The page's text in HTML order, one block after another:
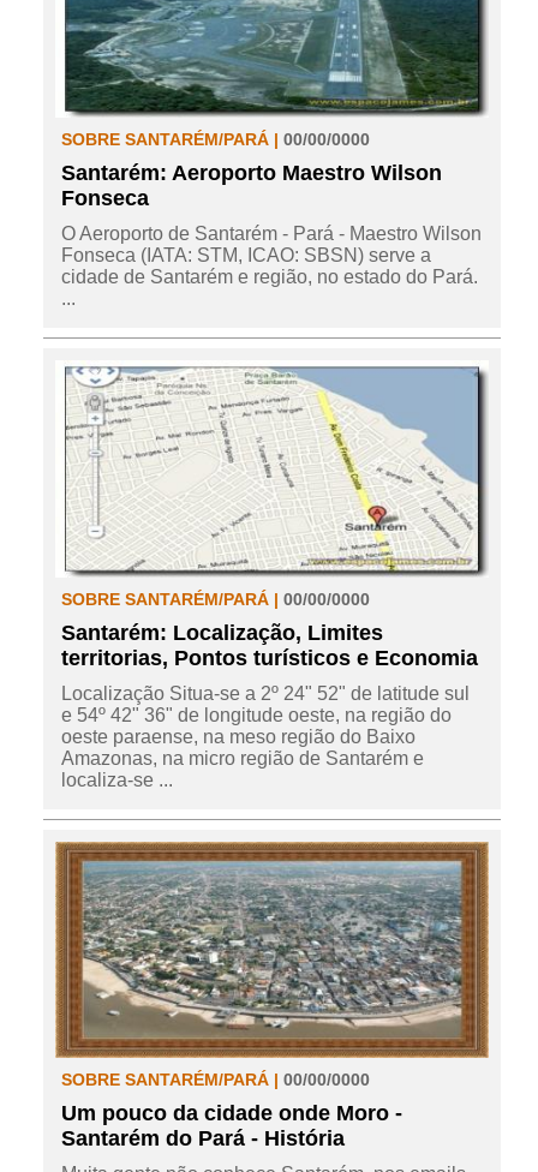
SOBRE SANTARÉM/PARÁ | 00/00/0000
Santarém: Aeroporto Maestro Wilson
Fonseca
O Aeroporto de Santarém - Pará - Maestro Wilson
Fonseca (IATA: STM, ICAO: SBSN) serve a
cidade de Santarém e região, no estado do Pará.
...
SOBRE SANTARÉM/PARÁ | 00/00/0000
Santarém: Localização, Limites
territorias, Pontos turísticos e Economia
Localização Situa-se a 2º 24" 52" de latitude sul
e 54º 42" 36" de longitude oeste, na região do
oeste paraense, na meso região do Baixo
Amazonas, na micro região de Santarém e
localiza-se ...
SOBRE SANTARÉM/PARÁ | 00/00/0000
Um pouco da cidade onde Moro -
Santarém do Pará - História